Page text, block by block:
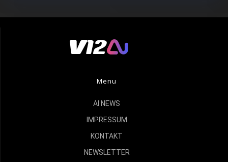
Menu
AI NEWS
IMPRESSUM
KONTAKT
NEWSLETTER